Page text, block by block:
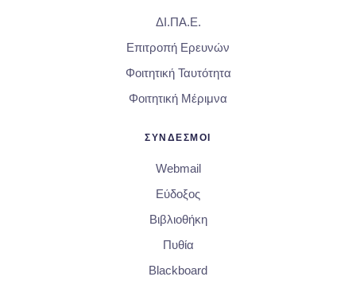
ΔΙ.ΠΑ.Ε.
Επιτροπή Ερευνών
Φοιτητική Ταυτότητα
Φοιτητική Μέριμνα
ΣΥΝΔΕΣΜΟΙ
Webmail
Εύδοξος
Βιβλιοθήκη
Πυθία
Blackboard